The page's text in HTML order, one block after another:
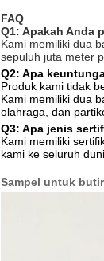
FAQ
Q1: Apakah Anda
Kami memiliki dua
sepuluh juta meter
Q2: Apa
Produk kami tidak
Kami memiliki dua
olahraga, dan
Q3: Apa jenis
Kami memiliki
kami ke seluruh
Sampel untuk